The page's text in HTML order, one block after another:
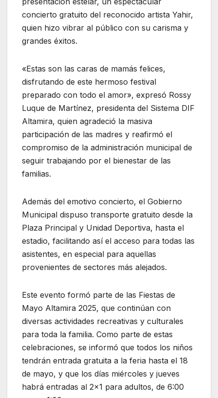
concierto gratuito del reconocido artista Yahir,
quien hizo vibrar al público con su carisma y
grandes éxitos.
«Estas son las caras de mamás felices,
disfrutando de este hermoso festival
preparado con todo el amor», expresó Rossy
Luque de Martínez, presidenta del Sistema DIF
Altamira, quien agradeció la masiva
participación de las madres y reafirmó el
compromiso de la administración municipal de
seguir trabajando por el bienestar de las
familias.
Además del emotivo concierto, el Gobierno
Municipal dispuso transporte gratuito desde la
Plaza Principal y Unidad Deportiva, hasta el
estadio, facilitando así el acceso para todas las
asistentes, en especial para aquellas
provenientes de sectores más alejados.
Este evento formó parte de las Fiestas de
Mayo Altamira 2025, que continúan con
diversas actividades recreativas y culturales
para toda la familia. Como parte de estas
celebraciones, se informó que todos los niños
tendrán entrada gratuita a la feria hasta el 18
de mayo, y que los días miércoles y jueves
habrá entradas al 2×1 para adultos, de 6:00